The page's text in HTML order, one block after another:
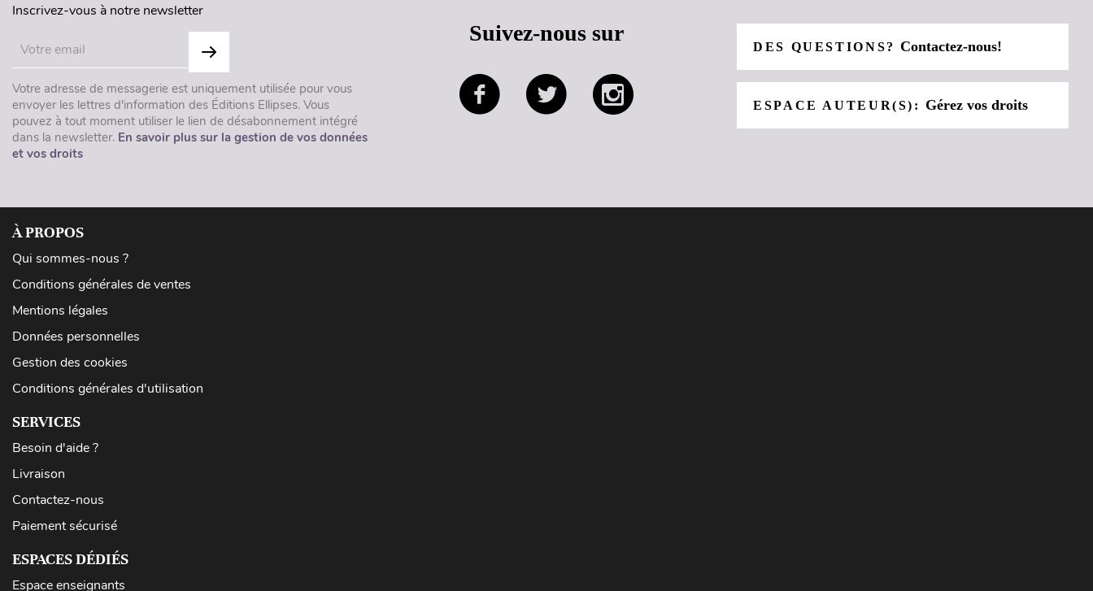
Inscrivez-vous à notre newsletter
Votre adresse de messagerie est uniquement utilisée pour vous
envoyer les lettres d'information des Éditions Ellipses. Vous
pouvez à tout moment utiliser le lien de désabonnement intégré
dans la newsletter. En savoir plus sur la gestion de vos données
et vos droits
Suivez-nous sur
DES QUESTIONS?Contactez-nous!
ESPACE AUTEUR(S): Gérez vos droits
À PROPOS
Qui sommes-nous ?
Conditions générales de ventes
Mentions légales
Données personnelles
Gestion des cookies
Conditions générales d'utilisation
SERVICES
Besoin d'aide ?
Livraison
Contactez-nous
Paiement sécurisé
ESPACES DÉDIÉS
Espace enseignants